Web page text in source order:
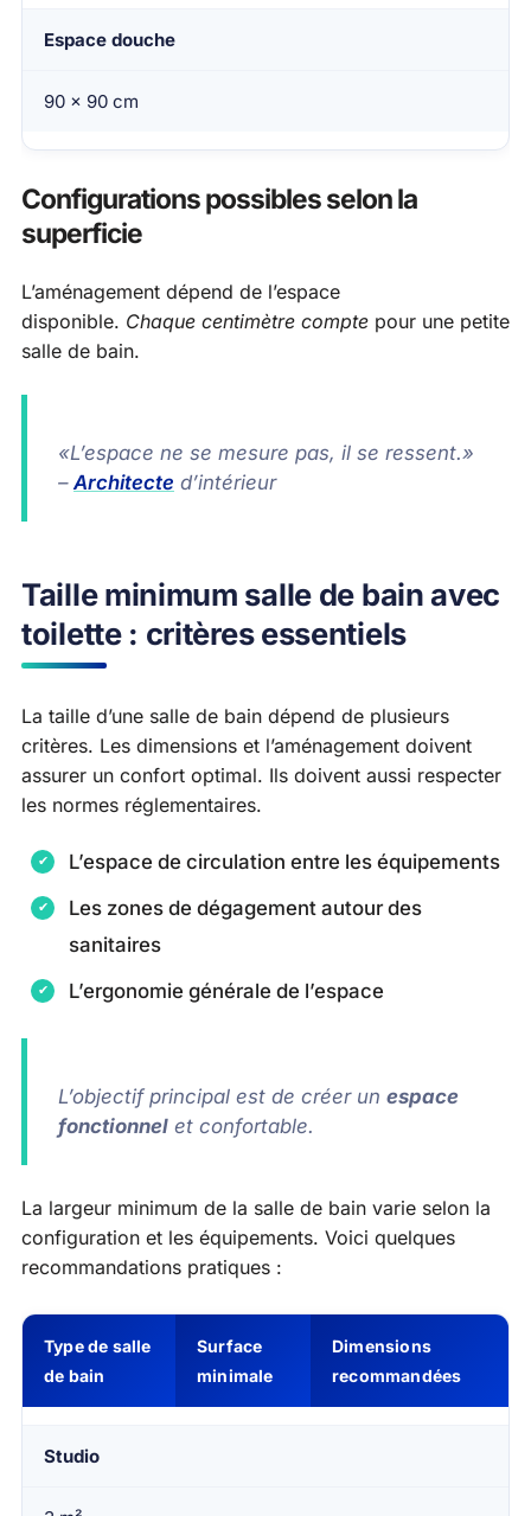
Espace douche
90 x 90 cm
Configurations possibles selon la
superficie
L’aménagement dépend de l’espace
disponible. Chaque centimètre compte pour une petite
salle de bain.
«L’espace ne se mesure pas, il se ressent.»
– Architecte d’intérieur
Taille minimum salle de bain avec
toilette : critères essentiels
La taille d’une salle de bain dépend de plusieurs
critères. Les dimensions et l’aménagement doivent
assurer un confort optimal. Ils doivent aussi respecter
les normes réglementaires.
L’espace de circulation entre les équipements
Les zones de dégagement autour des
sanitaires
L’ergonomie générale de l’espace
L’objectif principal est de créer un espace
fonctionnel et confortable.
La largeur minimum de la salle de bain varie selon la
configuration et les équipements. Voici quelques
recommandations pratiques :
Type de salle
de bain
Surface
minimale
Dimensions
recommandées
Studio